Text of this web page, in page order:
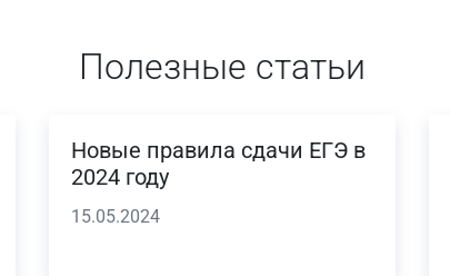
Полезные статьи
Новые правила сдачи ЕГЭ в
2024 году
15.05.2024